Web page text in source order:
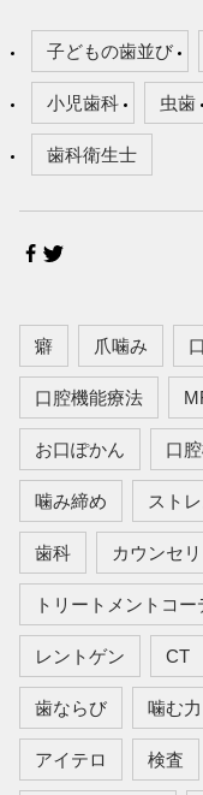
子どもの歯並び
小児歯科 虫歯
歯科衛生士
癖 爪噛み
口腔機能療法
お口ぽかん 口
噛み締め スト
歯科 カウンセ
トリートメントコ
レントゲン CT
歯ならび 噛む力
アイテロ 検査